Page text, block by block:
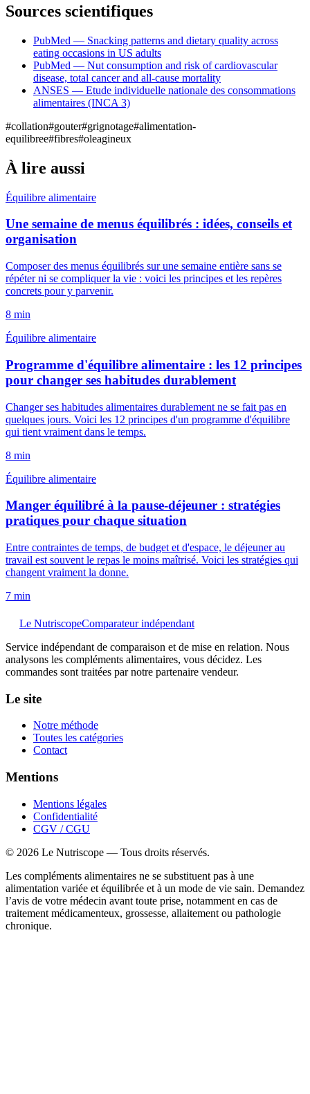
Sources scientifiques
PubMed — Snacking patterns and dietary quality across
eating occasions in US adults
PubMed — Nut consumption and risk of cardiovascular
disease, total cancer and all-cause mortality
ANSES — Etude individuelle nationale des consommations
alimentaires (INCA 3)
#collation#gouter#grignotage#alimentation-
equilibree#fibres#oleagineux
À lire aussi
Équilibre alimentaire
Une semaine de menus équilibrés : idées, conseils et
organisation
Composer des menus équilibrés sur une semaine entière sans se
répéter ni se compliquer la vie : voici les principes et les repères
concrets pour y parvenir.
8 min
Équilibre alimentaire
Programme d'équilibre alimentaire : les 12 principes
pour changer ses habitudes durablement
Changer ses habitudes alimentaires durablement ne se fait pas en
quelques jours. Voici les 12 principes d'un programme d'équilibre
qui tient vraiment dans le temps.
8 min
Équilibre alimentaire
Manger équilibré à la pause-déjeuner : stratégies
pratiques pour chaque situation
Entre contraintes de temps, de budget et d'espace, le déjeuner au
travail est souvent le repas le moins maîtrisé. Voici les stratégies qui
changent vraiment la donne.
7 min
Le NutriscopeComparateur indépendant
Service indépendant de comparaison et de mise en relation. Nous
analysons les compléments alimentaires, vous décidez. Les
commandes sont traitées par notre partenaire vendeur.
Le site
Notre méthode
Toutes les catégories
Contact
Mentions
Mentions légales
Confidentialité
CGV / CGU
© 2026 Le Nutriscope — Tous droits réservés.
Les compléments alimentaires ne se substituent pas à une
alimentation variée et équilibrée et à un mode de vie sain. Demandez
l’avis de votre médecin avant toute prise, notamment en cas de
traitement médicamenteux, grossesse, allaitement ou pathologie
chronique.